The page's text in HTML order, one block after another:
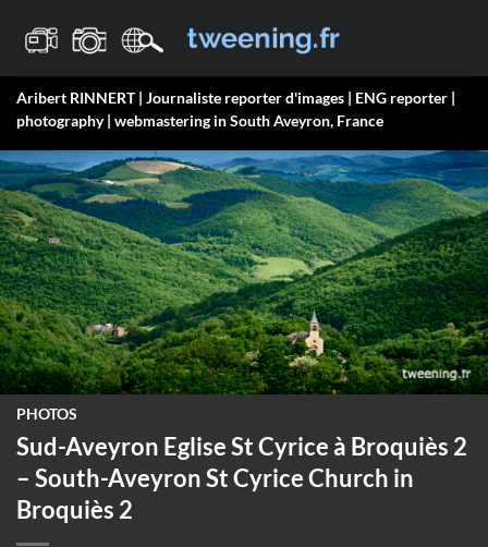
Aribert RINNERT | Journaliste reporter d'images | ENG reporter |
photography | webmastering in South Aveyron, France
PHOTOS
Sud-Aveyron Eglise St Cyrice à Broquiès 2
– South-Aveyron St Cyrice Church in
Broquiès 2